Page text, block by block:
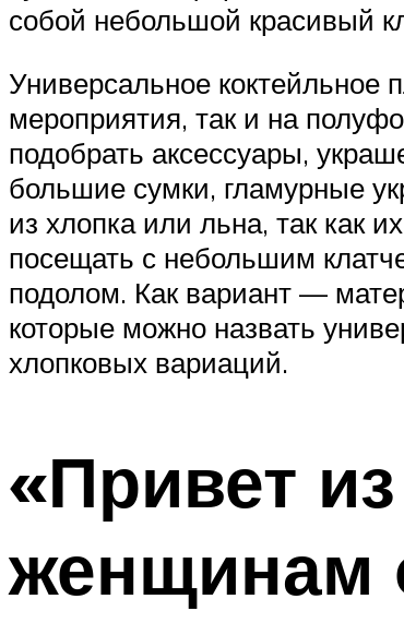
собой небольшой красивый
Универсальное коктейльное
мероприятия, так и на
подобрать аксессуары,
большие сумки, гламурные
из хлопка или льна, так как
посещать с небольшим
подолом. Как вариант —
которые можно назвать
хлопковых вариаций.
«Привет
женщинам